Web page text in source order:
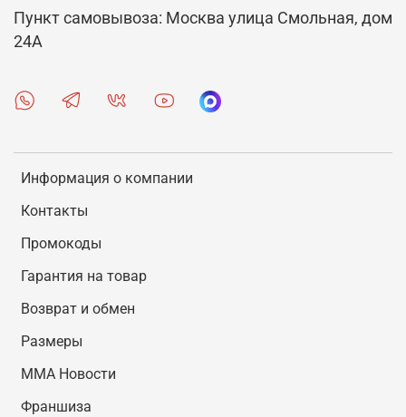
Информация о компании
Контакты
Промокоды
Гарантия на товар
Возврат и обмен
Размеры
MMA Новости
Франшиза
Пункт самовывоза: Москва улица Смольная, дом
24А